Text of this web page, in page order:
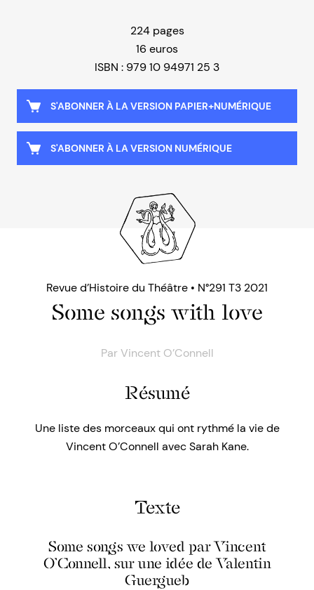
224 pages
16 euros
ISBN : 979 10 94971 25 3
S'ABONNER À LA VERSION PAPIER+NUMÉRIQUE
S'ABONNER À LA VERSION NUMÉRIQUE
Revue d’Histoire du Théâtre • N°291 T3 2021
Some songs with love
ParVincent O’Connell
Résumé
Une liste des morceaux qui ont rythmé la vie de
Vincent O’Connell avec Sarah Kane.
Texte
Some songs we loved par Vincent
O’Connell, sur une idée de Valentin
Guergueb